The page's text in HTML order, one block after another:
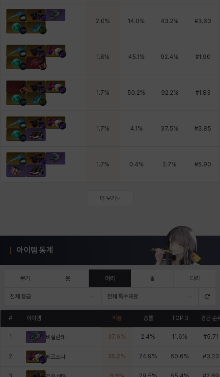
2.0% 14.0% 43.2% #3.63
1.8% 45.1 % 92.4% #1.90
1.7% 50.2% 92.2% #1.83
1.7% 4.1 % 37.5% #3.85
1.7% 0.4% 2.7% #5.90
더 보기
아이템 통계
무기 옷 머리 팔 다리
전체 등급 전체 특수재료
# 아이템 픽률 승률 TOP 3 평균 순
1 비질란테 37.6% 2.4% 11.6% #5.71
2 페르소나 35.2% 24.9% 60.6% #3.23